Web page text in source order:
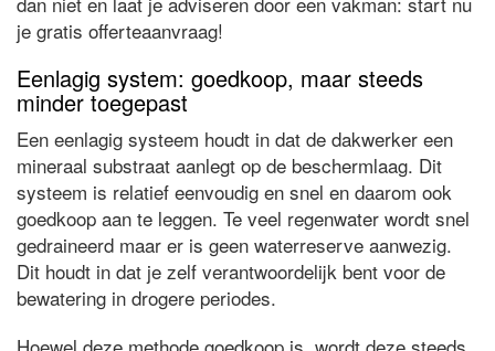
je gratis offerteaanvraag!
Eenlagig system: goedkoop, maar steeds
minder toegepast
Een eenlagig systeem houdt in dat de dakwerker een
mineraal substraat aanlegt op de beschermlaag. Dit
systeem is relatief eenvoudig en snel en daarom ook
goedkoop aan te leggen. Te veel regenwater wordt snel
gedraineerd maar er is geen waterreserve aanwezig.
Dit houdt in dat je zelf verantwoordelijk bent voor de
bewatering in drogere periodes.